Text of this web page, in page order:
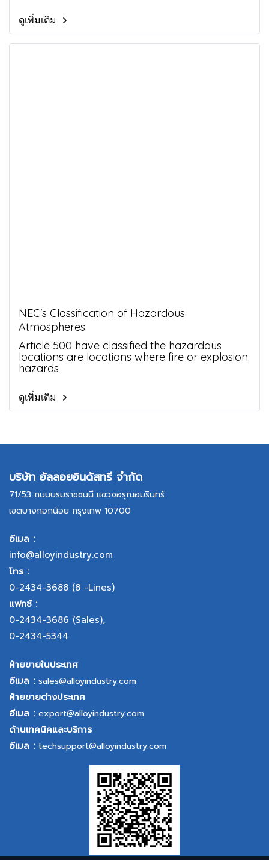
ดูเพิ่มเติม
NEC's Classification of Hazardous
Atmospheres
Article 500 have classified the hazardous
locations are locations where fire or explosion
hazards
ดูเพิ่มเติม
บริษัท อัลลอยอินดัสทรี จำกัด
71/53 ถนนบรมราชชนนี แขวงอรุณอมรินทร์
เขตบางกอกน้อย กรุงเทพ 10700
อีเมล :
info@alloyindustry.com
โทร :
0-2434-3688 (8 -Lines)
แฟกซ์ :
0-2434-3686 (Sales),
0-2434-5344
ฝ่ายขายในประเทศ
อีเมล : sales@alloyindustry.com
ฝ่ายขายต่างประเทศ
อีเมล : export@alloyindustry.com
ด้านเทคนิคและบริการ
อีเมล : techsupport@alloyindustry.com